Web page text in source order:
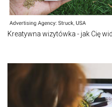
Kreatywna wizytówka - jak Cię